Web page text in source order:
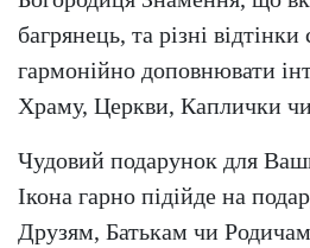
багрянець, та різні
гармонійно доповнювати
Храму, Церкви, Каплички
Чудовий подарунок для
Ікона гарно підійде на
Друзям, Батькам чи